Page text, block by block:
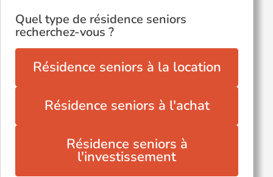
Quel type de résidence seniors
recherchez-vous ?
Résidence seniors à la location
Résidence seniors à l'achat
Résidence seniors à
l'investissement